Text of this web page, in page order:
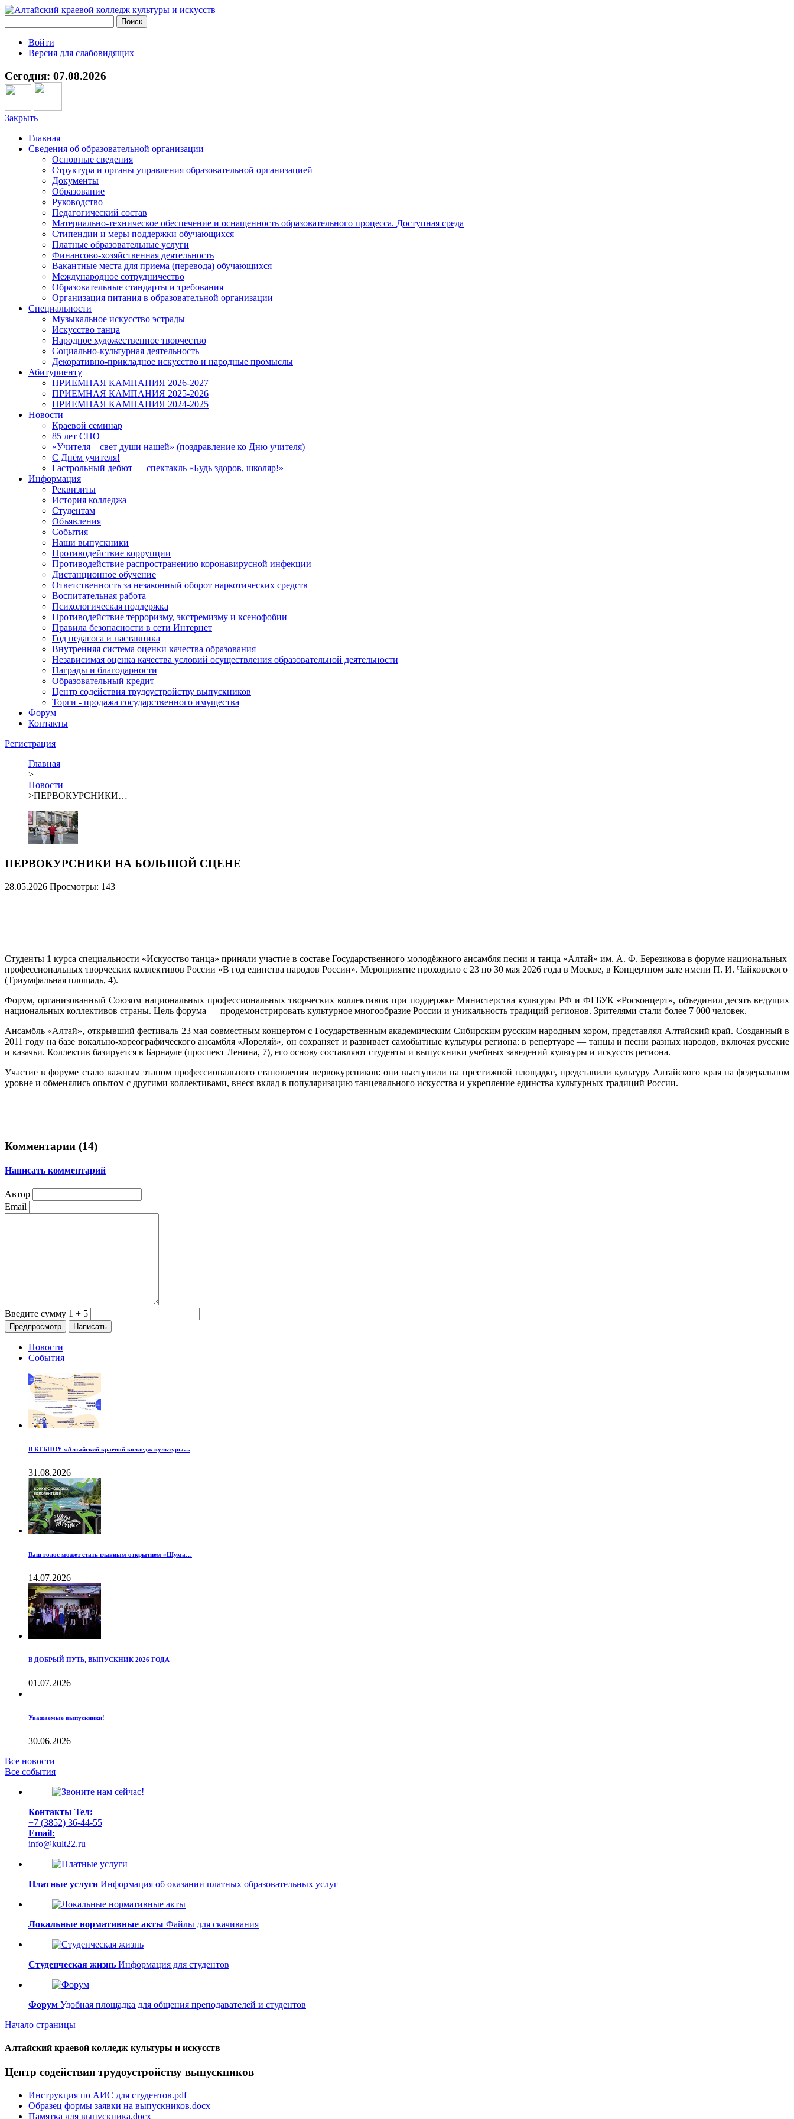
Войти
Версия для слабовидящих
Сегодня: 07.08.2026
Закрыть
Главная
Сведения об образовательной организации
Основные сведения
Структура и органы управления образовательной организацией
Документы
Образование
Руководство
Педагогический состав
Материально-техническое обеспечение и оснащенность образовательного процесса. Доступная среда
Стипендии и меры поддержки обучающихся
Платные образовательные услуги
Финансово-хозяйственная деятельность
Вакантные места для приема (перевода) обучающихся
Международное сотрудничество
Образовательные стандарты и требования
Организация питания в образовательной организации
Специальности
Музыкальное искусство эстрады
Искусство танца
Народное художественное творчество
Социально-культурная деятельность
Декоративно-прикладное искусство и народные промыслы
Абитуриенту
ПРИЕМНАЯ КАМПАНИЯ 2026-2027
ПРИЕМНАЯ КАМПАНИЯ 2025-2026
ПРИЕМНАЯ КАМПАНИЯ 2024-2025
Новости
Краевой семинар
85 лет СПО
«Учителя – свет души нашей» (поздравление ко Дню учителя)
С Днём учителя!
Гастрольный дебют — спектакль «Будь здоров, школяр!»
Информация
Реквизиты
История колледжа
Студентам
Объявления
События
Наши выпускники
Противодействие коррупции
Противодействие распространению коронавирусной инфекции
Дистанционное обучение
Ответственность за незаконный оборот наркотических средств
Воспитательная работа
Психологическая поддержка
Противодействие терроризму, экстремизму и ксенофобии
Правила безопасности в сети Интернет
Год педагога и наставника
Внутренняя система оценки качества образования
Независимая оценка качества условий осуществления образовательной деятельности
Награды и благодарности
Образовательный кредит
Центр содействия трудоустройству выпускников
Торги - продажа государственного имущества
Форум
Контакты
Регистрация
Главная
>
Новости
>ПЕРВОКУРСНИКИ…
ПЕРВОКУРСНИКИ НА БОЛЬШОЙ СЦЕНЕ
28.05.2026 Просмотры: 143
Студенты 1 курса специальности «Искусство танца» приняли участие в составе Государственного молодёжного ансамбля песни и танца «Алтай» им. А. Ф. Березикова в форуме национальных
профессиональных творческих коллективов России «В год единства народов России». Мероприятие проходило с 23 по 30 мая 2026 года в Москве, в Концертном зале имени П. И. Чайковского
(Триумфальная площадь, 4).
Форум, организованный Союзом национальных профессиональных творческих коллективов при поддержке Министерства культуры РФ и ФГБУК «Росконцерт», объединил десять ведущих
национальных коллективов страны. Цель форума — продемонстрировать культурное многообразие России и уникальность традиций регионов. Зрителями стали более 7 000 человек.
Ансамбль «Алтай», открывший фестиваль 23 мая совместным концертом с Государственным академическим Сибирским русским народным хором, представлял Алтайский край. Созданный в
2011 году на базе вокально-хореографического ансамбля «Лореляй», он сохраняет и развивает самобытные культуры региона: в репертуаре — танцы и песни разных народов, включая русские
и казачьи. Коллектив базируется в Барнауле (проспект Ленина, 7), его основу составляют студенты и выпускники учебных заведений культуры и искусств региона.
Участие в форуме стало важным этапом профессионального становления первокурсников: они выступили на престижной площадке, представили культуру Алтайского края на федеральном
уровне и обменялись опытом с другими коллективами, внеся вклад в популяризацию танцевального искусства и укрепление единства культурных традиций России.
Комментарии (14)
Написать комментарий
Автор
Email
Введите сумму 1 + 5
Новости
События
В КГБПОУ «Алтайский краевой колледж культуры…
31.08.2026
Ваш голос может стать главным открытием «Шума…
14.07.2026
В ДОБРЫЙ ПУТЬ, ВЫПУСКНИК 2026 ГОДА
01.07.2026
Уважаемые выпускники!
30.06.2026
Все новости
Все события
Контакты Тел:
+7 (3852) 36-44-55
Email:
info@kult22.ru
Платные услуги Информация об оказании платных образовательных услуг
Локальные нормативные акты Файлы для скачивания
Студенческая жизнь Информация для студентов
Форум Удобная площадка для общения преподавателей и студентов
Начало страницы
Алтайский краевой колледж культуры и искусств
Центр содействия трудоустройству выпускников
Инструкция по АИС для студентов.pdf
Образец формы заявки на выпускников.docx
Памятка для выпускника.docx